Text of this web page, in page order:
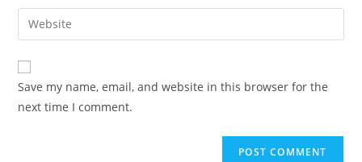
comment
email
address
comment
Enter
your
website
URL
(optional)
Save my name, email, and website in this browser for the
next time I comment.